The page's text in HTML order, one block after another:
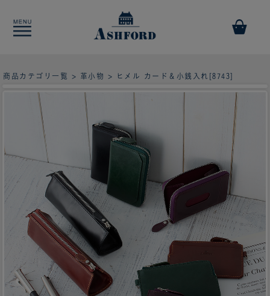
商品カテゴリ一覧 > 革小物 > ヒメル カード＆小銭入れ[8743]